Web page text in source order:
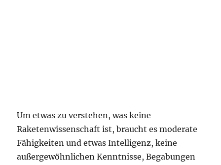
Um etwas zu verstehen, was keine
Raketenwissenschaft ist, braucht es moderate
Fähigkeiten und etwas Intelligenz, keine
außergewöhnlichen Kenntnisse, Begabungen